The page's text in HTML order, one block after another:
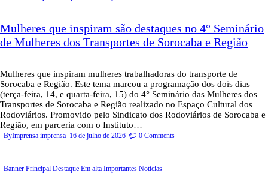
Mulheres que inspiram são destaques no 4° Seminário
de Mulheres dos Transportes de Sorocaba e Região
Mulheres que inspiram mulheres trabalhadoras do transporte de
Sorocaba e Região. Este tema marcou a programação dos dois dias
(terça-feira, 14, e quarta-feira, 15) do 4° Seminário das Mulheres dos
Transportes de Sorocaba e Região realizado no Espaço Cultural dos
Rodoviários. Promovido pelo Sindicato dos Rodoviários de Sorocaba e
Região, em parceria com o Instituto…
ByImprensa imprensa 16 de julho de 2026 0 Comments
Banner Principal Destaque Em alta Importantes Notícias